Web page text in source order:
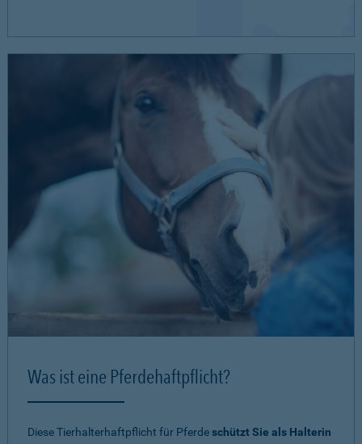
Was ist eine Pferdehaftpflicht?
Diese Tierhalterhaftpflicht für Pferdeschützt Sie als Halterin